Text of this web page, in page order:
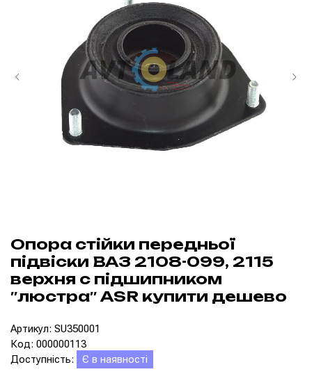
Опора стійки передньої
підвіски ВАЗ 2108-099, 2115
верхня c підшипником
″люстра″ ASR купити дешево
Артикул: SU350001
Код: 000000113
Доступність:
Є в наявності